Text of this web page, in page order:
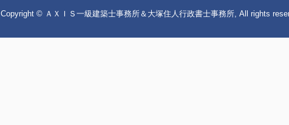
Copyright © ＡＸＩＳ一級建築士事務所＆大塚住人行政書士事務所, All rights